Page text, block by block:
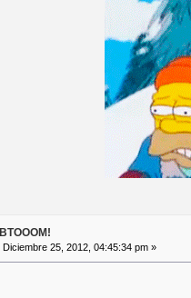
Diciembre 25, 2012, 04:45:34 pm »